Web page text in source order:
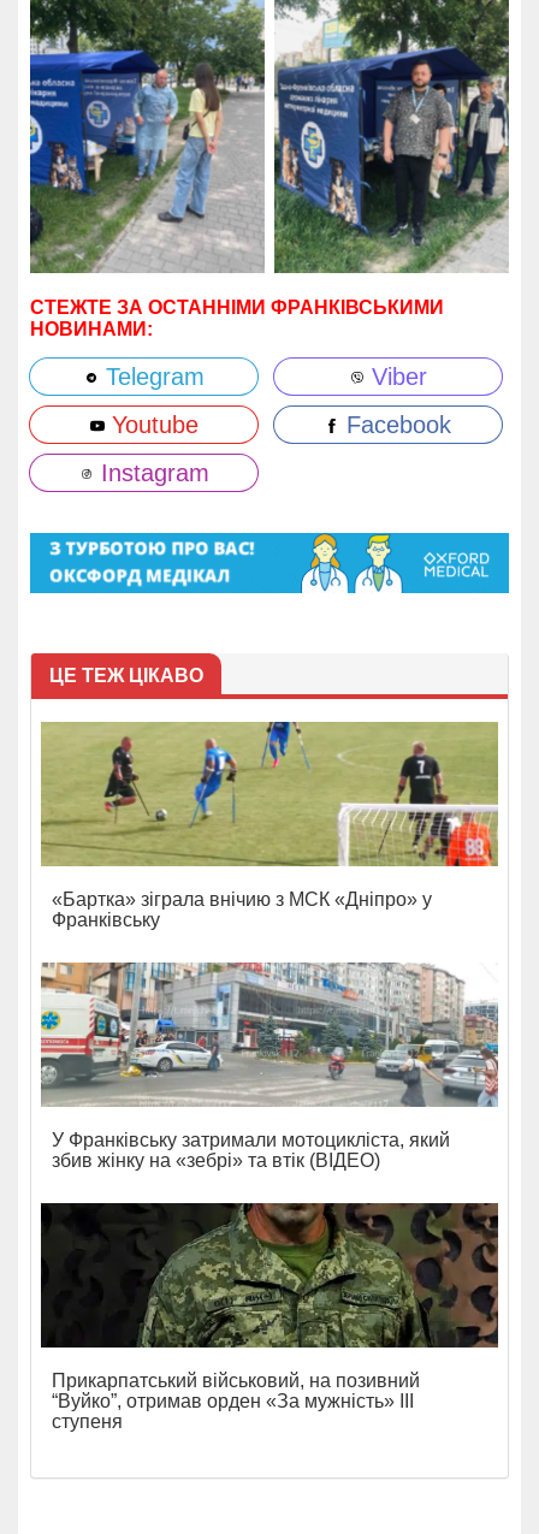
СТЕЖТЕ ЗА ОСТАННІМИ ФРАНКІВСЬКИМИ
НОВИНАМИ:
Telegram
Viber
Youtube
Facebook
Instagram
ЦЕ ТЕЖ ЦІКАВО
«Бартка» зіграла внічию з МСК «Дніпро» у
Франківську
У Франківську затримали мотоцикліста, який
збив жінку на «зебрі» та втік (ВІДЕО)
Прикарпатський військовий, на позивний
“Вуйко”, отримав орден «За мужність» ІІІ
ступеня